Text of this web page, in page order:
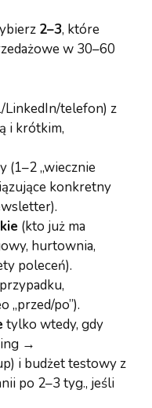
2–3, które
w 30–60
LinkedIn/telefon) z
i krótkim,
(1–2 „wiecznie
konkretny
(kto już ma
hurtownia,
poleceń).
„przed/po”).
tylko wtedy, gdy
→
i budżet testowy z
po 2–3 tyg., jeśli